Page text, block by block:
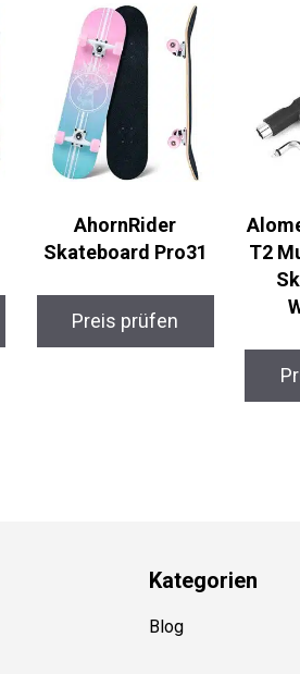
AhornRider
Skateboard Pro31
Preis prüfen
T2
Kategorien
Blog